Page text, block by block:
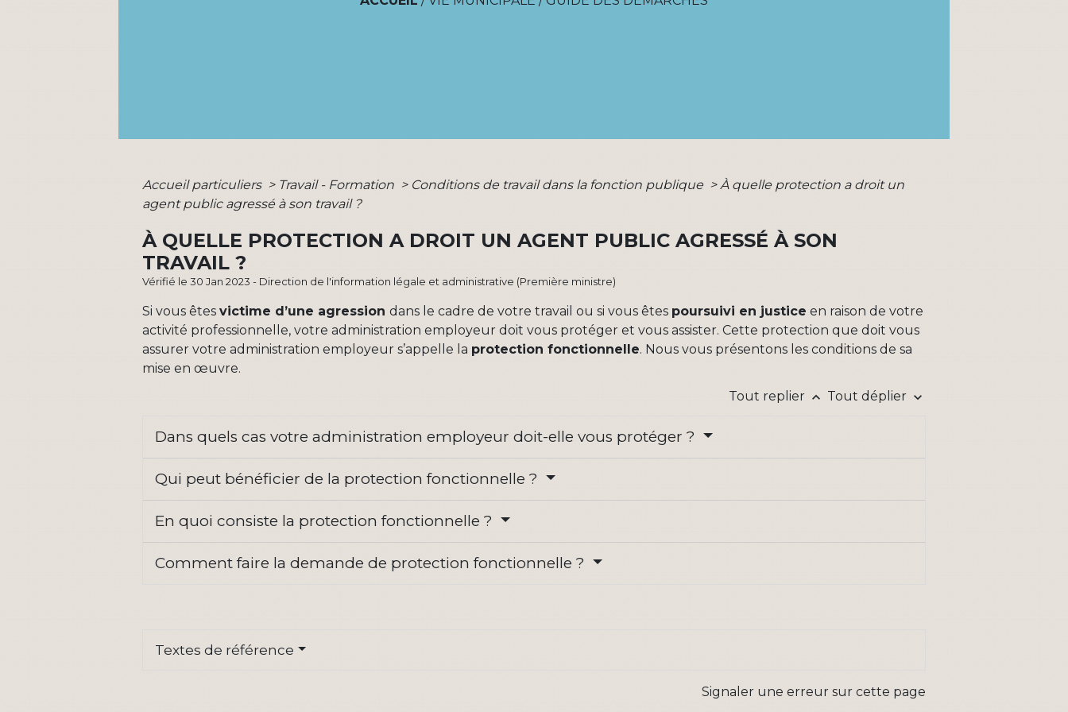
Accueil particuliers > Travail - Formation > Conditions de travail dans la fonction publique > À quelle protection a droit un
agent public agressé à son travail ?
À QUELLE PROTECTION A DROIT UN AGENT PUBLIC AGRESSÉ À SON
TRAVAIL ?
Vérifié le 30 Jan 2023 - Direction de l'information légale et administrative (Première ministre)
Si vous êtesvictime d’une agressiondans le cadre de votre travail ou si vous êtes poursuivi en justice en raison de votre
activité professionnelle, votre administration employeur doit vous protéger et vous assister. Cette protection que doit vous
assurer votre administration employeur s’appelle la protection fonctionnelle. Nous vous présentons les conditions de sa
mise en œuvre.
Tout replier keyboard_arrow_up Tout déplier keyboard_arrow_down
Dans quels cas votre administration employeur doit-elle vous protéger ?
Qui peut bénéficier de la protection fonctionnelle ?
En quoi consiste la protection fonctionnelle ?
Comment faire la demande de protection fonctionnelle ?
Textes de référence
Signaler une erreur sur cette page